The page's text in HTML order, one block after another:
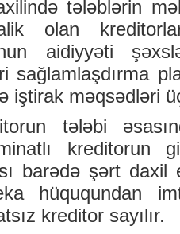
tələblərin
olan
aidiyyəti
sağlamlaşdırma
iştirak məqsədləri
tələbi
kreditorun
barədə şərt daxil
hüququndan
kreditor sayılır.